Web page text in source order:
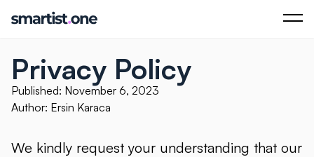
Privacy Policy
Published: November 6, 2023
Author: Ersin Karaca
We kindly request your understanding that our